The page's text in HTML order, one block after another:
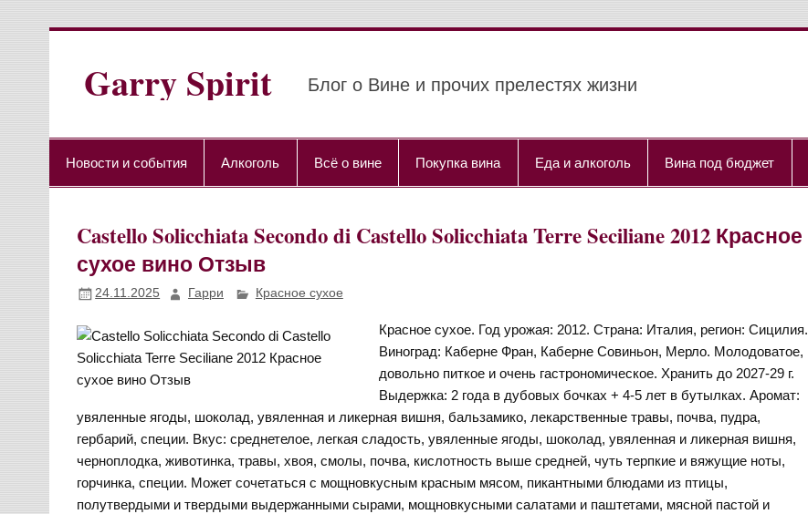
Перейти
Garry Spirit Блог о Вине и прочих прелестях жизни
Новости и события Алкоголь Всё о вине Покупка вина Еда и алкоголь Вина под бюджет
Castello Solicchiata Secondo di Castello Solicchiata Terre Seciliane 2012 Красное
сухое вино Отзыв
24.11.2025 Гарри Красное сухое
Красное сухое. Год урожая: 2012. Страна: Италия, регион: Сицилия.
Виноград: Каберне Фран, Каберне Совиньон, Мерло. Молодоватое,
довольно питкое и очень гастрономическое. Хранить до 2027-29 г.
Выдержка: 2 года в дубовых бочках + 4-5 лет в бутылках. Аромат:
увяленные ягоды, шоколад, увяленная и ликерная вишня, бальзамико, лекарственные травы, почва, пудра,
гербарий, специи. Вкус: среднетелое, легкая сладость, увяленные ягоды, шоколад, увяленная и ликерная вишня,
черноплодка, животинка, травы, хвоя, смолы, почва, кислотность выше средней, чуть терпкие и вяжущие ноты,
горчинка, специи. Может сочетаться с мощновкусным красным мясом, пикантными блюдами из птицы,
полутвердыми и твердыми выдержанными сырами, мощновкусными салатами и паштетами, мясной пастой и